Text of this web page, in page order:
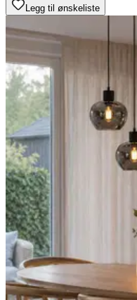
Legg til ønskeliste